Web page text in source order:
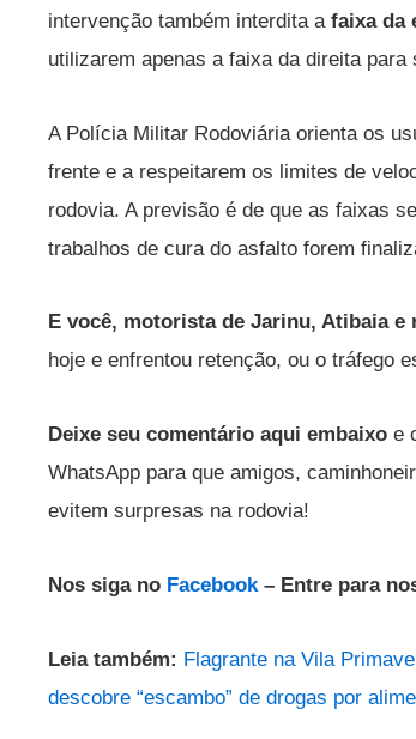
intervenção também interdita a faixa da
utilizarem apenas a faixa da direita para
A Polícia Militar Rodoviária orienta os
frente e a respeitarem os limites de
rodovia. A previsão é de que as faixas
trabalhos de cura do asfalto forem
E você, motorista de Jarinu, Atibaia e
hoje e enfrentou retenção, ou o tráfego
Deixe seu comentário aqui embaixo e
WhatsApp para que amigos,
evitem surpresas na rodovia!
Nos siga no Facebook– Entre para
Leia também: Flagrante na Vila
descobre “escambo” de drogas por